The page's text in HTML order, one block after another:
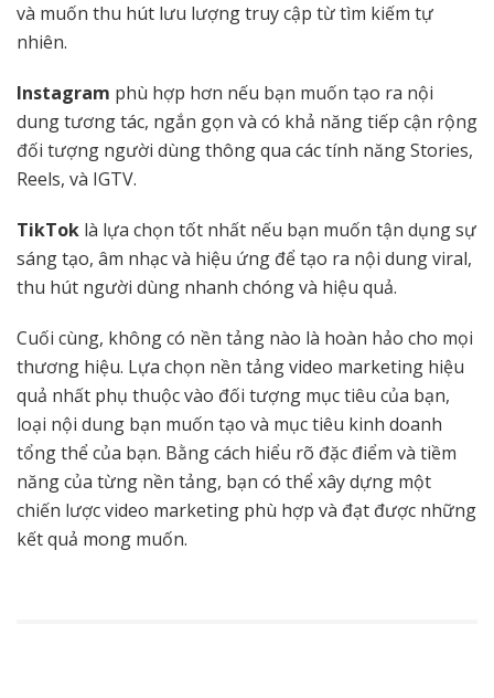
và muốn thu hút lưu lượng truy cập từ tìm kiếm tự
nhiên.
Instagram phù hợp hơn nếu bạn muốn tạo ra nội
dung tương tác, ngắn gọn và có khả năng tiếp cận rộng
đối tượng người dùng thông qua các tính năng Stories,
Reels, và IGTV.
TikTok là lựa chọn tốt nhất nếu bạn muốn tận dụng sự
sáng tạo, âm nhạc và hiệu ứng để tạo ra nội dung viral,
thu hút người dùng nhanh chóng và hiệu quả.
Cuối cùng, không có nền tảng nào là hoàn hảo cho mọi
thương hiệu. Lựa chọn nền tảng video marketing hiệu
quả nhất phụ thuộc vào đối tượng mục tiêu của bạn,
loại nội dung bạn muốn tạo và mục tiêu kinh doanh
tổng thể của bạn. Bằng cách hiểu rõ đặc điểm và tiềm
năng của từng nền tảng, bạn có thể xây dựng một
chiến lược video marketing phù hợp và đạt được những
kết quả mong muốn.